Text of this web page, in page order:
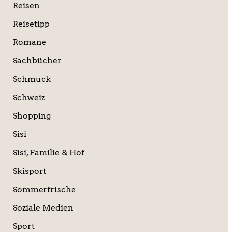
Reisen
Reisetipp
Romane
Sachbücher
Schmuck
Schweiz
Shopping
Sisi
Sisi, Familie & Hof
Skisport
Sommerfrische
Soziale Medien
Sport